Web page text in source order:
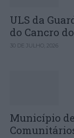
ULS da
do Cancro
30 DE JULHO, 2026
Município